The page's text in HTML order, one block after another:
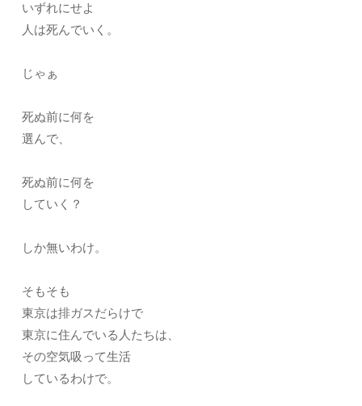
いずれにせよ
人は死んでいく。
じゃぁ
死ぬ前に何を
選んで、
死ぬ前に何を
していく？
しか無いわけ。
そもそも
東京は排ガスだらけで
東京に住んでいる人たちは、
その空気吸って生活
しているわけで。